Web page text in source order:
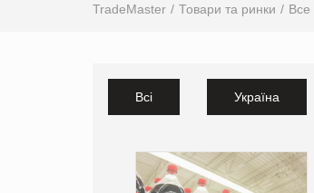
TradeMaster Товари та ринки Все
Всі Україна